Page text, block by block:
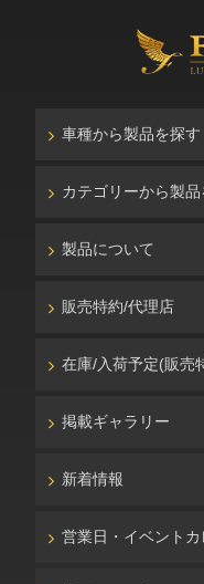
車種から製品を探す
カテゴリーから製品
製品について
販売特約/代理店
在庫/入荷予定(販売
掲載ギャラリー
新着情報
営業日・イベントカ